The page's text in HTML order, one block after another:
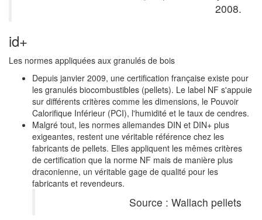
2008.
id+
Les normes appliquées aux granulés de bois
Depuis janvier 2009, une certification française existe pour
les granulés biocombustibles (pellets). Le label NF s'appuie
sur différents critères comme les dimensions, le Pouvoir
Calorifique Inférieur (PCI), l'humidité et le taux de cendres.
Malgré tout, les normes allemandes DIN et DIN+ plus
exigeantes, restent une véritable référence chez les
fabricants de pellets. Elles appliquent les mêmes critères
de certification que la norme NF mais de manière plus
draconienne, un véritable gage de qualité pour les
fabricants et revendeurs.
Source : Wallach pellets